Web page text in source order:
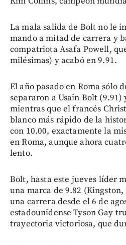
La mala salida de Bolt no le
mando a mitad de carrera y
compatriota Asafa Powell,
milésimas) y acabó en 9.91.
El año pasado en Roma sólo
separaron a Usain Bolt (9.91)
mientras que el francés
blanco más rápido de la
con 10.00, exactamente la
en Roma, aunque ahora
lento.
Bolt, hasta este jueves líder
una marca de 9.82
una carrera desde el 6 de
estadounidense Tyson Gay
trayectoria victoriosa, que